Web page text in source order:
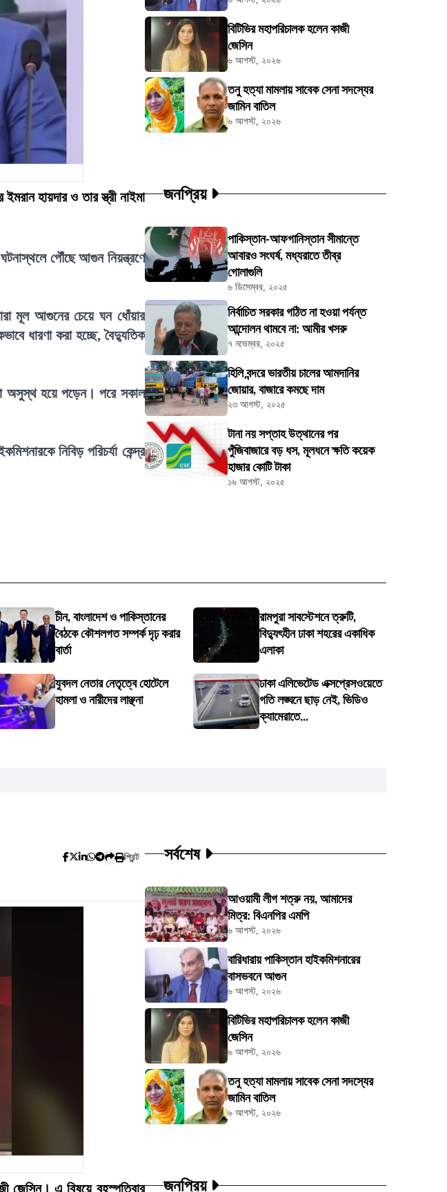
হায়দার ও তার স্ত্রী নাইমা
পৌঁছে আগুন নিয়ন্ত্রণে
মূল আগুনের চেয়ে ঘন ধোঁয়ার
ধারণা করা হচ্ছে, বৈদ্যুতিক
অসুস্থ হয়ে পড়েন। পরে সকাল
নিবিড় পরিচর্যা কেন্দ্র
বিটিভির মহাপরিচালক হলেন কাজী
জেসিন
৬ আগস্ট, ২০২৬
তনু হত্যা মামলায় সাবেক সেনা সদস্যের
জামিন বাতিল
৬ আগস্ট, ২০২৬
জনপ্রিয়
পাকিস্তান-আফগানিস্তান সীমান্তে
আবারও সংঘর্ষ, মধ্যরাতে তীব্র
গোলাগুলি
৬ ডিসেম্বর, ২০২৫
নির্বাচিত সরকার গঠিত না হওয়া পর্যন্ত
আন্দোলন থামবে না: আমীর খসরু
৭ নভেম্বর, ২০২৫
হিলি বন্দরে ভারতীয় চালের আমদানির
জোয়ার, বাজারে কমছে দাম
২৩ আগস্ট, ২০২৫
টানা নয় সপ্তাহ উত্থানের পর
পুঁজিবাজারে বড় ধস, মূলধনে ক্ষতি কয়েক
হাজার কোটি টাকা
১৬ আগস্ট, ২০২৫
চীন, বাংলাদেশ ও পাকিস্তানের
বৈঠকে কৌশলগত সম্পর্ক দৃঢ় করার
বার্তা
রামপুরা সাবস্টেশনে ত্রুটি,
বিদ্যুৎহীন ঢাকা শহরের একাধিক
এলাকা
যুবদল নেতার নেতৃত্বে হোটেলে
হামলা ও নারীদের লাঞ্ছনা
ঢাকা এলিভেটেড এক্সপ্রেসওয়েতে
গতি লঙ্ঘনে ছাড় নেই, ভিডিও
ক্যামেরাতে...
প্রিন্ট
জেসিন। এ বিষয়ে বৃহস্পতিবার
সর্বশেষ
আওয়ামী লীগ শত্রু নয়, আমাদের
মিত্র: বিএনপির এমপি
৬ আগস্ট, ২০২৬
বারিধারায় পাকিস্তান হাইকমিশনারের
বাসভবনে আগুন
৬ আগস্ট, ২০২৬
বিটিভির মহাপরিচালক হলেন কাজী
জেসিন
৬ আগস্ট, ২০২৬
তনু হত্যা মামলায় সাবেক সেনা সদস্যের
জামিন বাতিল
৬ আগস্ট, ২০২৬
জনপ্রিয়